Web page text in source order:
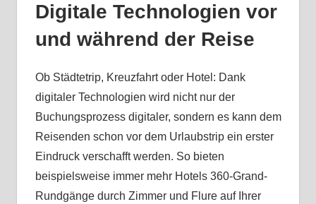
Digitale Technologien vor
und während der Reise
Ob Städtetrip, Kreuzfahrt oder Hotel: Dank
digitaler Technologien wird nicht nur der
Buchungsprozess digitaler, sondern es kann dem
Reisenden schon vor dem Urlaubstrip ein erster
Eindruck verschafft werden. So bieten
beispielsweise immer mehr Hotels 360-Grand-
Rundgänge durch Zimmer und Flure auf Ihrer